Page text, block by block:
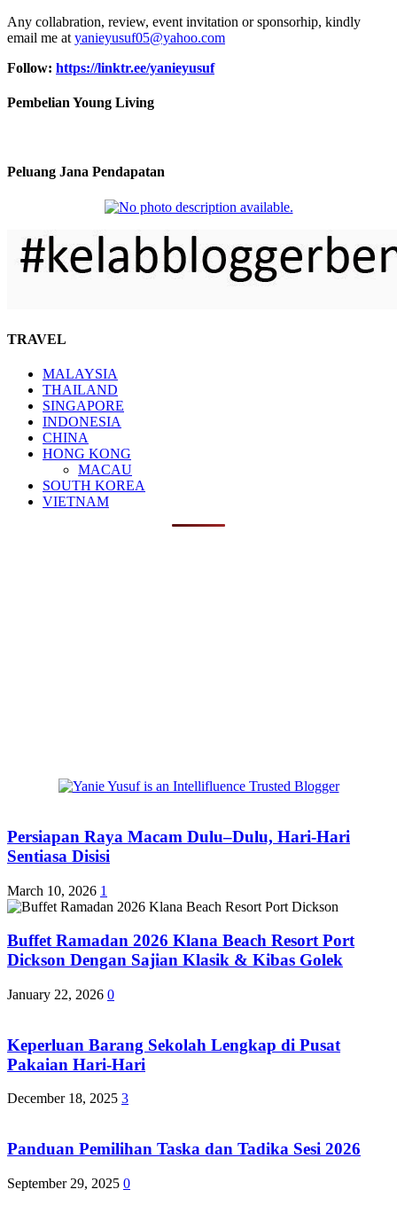
Any collabration, review, event invitation or sponsorhip, kindly
email me at yanieyusuf05@yahoo.com
Follow: https://linktr.ee/yanieyusuf
Pembelian Young Living
Peluang Jana Pendapatan
TRAVEL
MALAYSIA
THAILAND
SINGAPORE
INDONESIA
CHINA
HONG KONG
MACAU
SOUTH KOREA
VIETNAM
Persiapan Raya Macam Dulu–Dulu, Hari-Hari
Sentiasa Disisi
March 10, 2026 1
Buffet Ramadan 2026 Klana Beach Resort Port
Dickson Dengan Sajian Klasik & Kibas Golek
January 22, 2026 0
Keperluan Barang Sekolah Lengkap di Pusat
Pakaian Hari-Hari
December 18, 2025 3
Panduan Pemilihan Taska dan Tadika Sesi 2026
September 29, 2025 0